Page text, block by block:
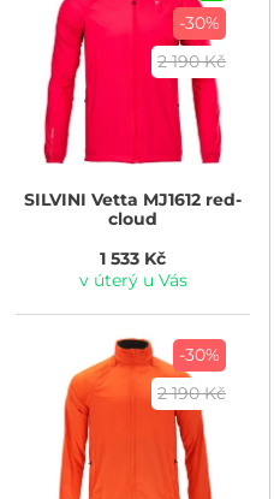
-30%
2 190 Kč
SILVINI Vetta MJ1612 red-
cloud
1 533 Kč
v úterý u Vás
-30%
2 190 Kč